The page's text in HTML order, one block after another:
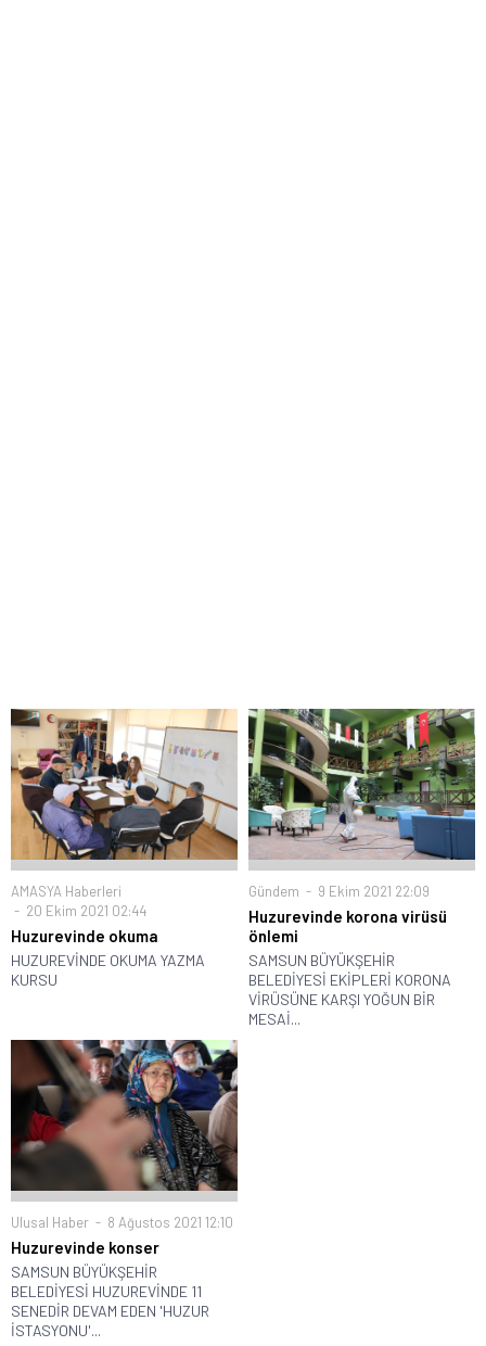
AMASYA Haberleri
20 Ekim 2021 02:44
Huzurevinde okuma
HUZUREVİNDE OKUMA YAZMA
KURSU
Gündem 9 Ekim 2021 22:09
Huzurevinde korona virüsü
önlemi
SAMSUN BÜYÜKŞEHİR
BELEDİYESİ EKİPLERİ KORONA
VİRÜSÜNE KARŞI YOĞUN BİR
MESAİ...
Ulusal Haber 8 Ağustos 2021 12:10
Huzurevinde konser
SAMSUN BÜYÜKŞEHİR
BELEDİYESİ HUZUREVİNDE 11
SENEDİR DEVAM EDEN 'HUZUR
İSTASYONU'...